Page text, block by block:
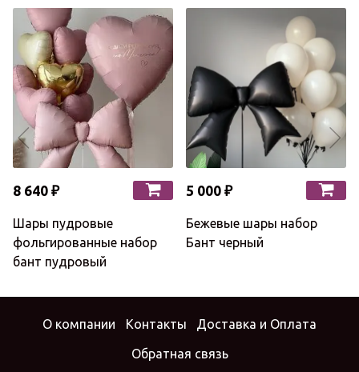
8 640 ₽
Шары пудровые
фольгированные набор
бант пудровый
5 000 ₽
Бежевые шары набор
Бант черный
О компании Контакты Доставка и Оплата
Обратная связь